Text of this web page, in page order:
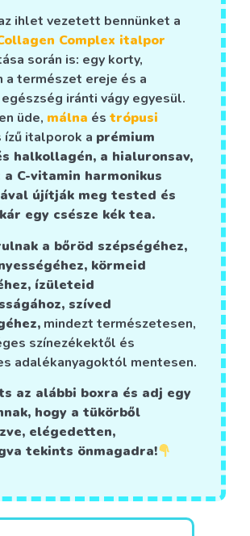
ihlet vezetett bennünket a
Complex italpor
során is: egy korty,
a természet ereje és a
iránti vágy egyesül.
üde, málna és trópusi
ízű italporok a prémium
halkollagén, a hialuronsav,
C-vitamin harmonikus
újítják meg tested és
egy csésze kék tea.
a bőröd szépségéhez,
körmeid
ízületeid
szíved
mindezt természetesen,
színezékektől és
adalékanyagoktól mentesen.
az alábbi boxra és adj egy
hogy a tükörből
elégedetten,
tekints önmagadra!